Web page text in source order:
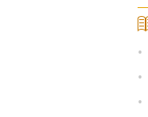
•
•
•